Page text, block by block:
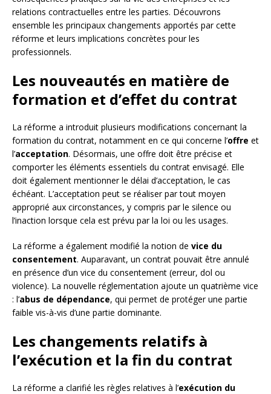
relations contractuelles entre les parties. Découvrons
ensemble les principaux changements apportés par cette
réforme et leurs implications concrètes pour les
professionnels.
Les nouveautés en matière de
formation et d’effet du contrat
La réforme a introduit plusieurs modifications concernant la
formation du contrat, notamment en ce qui concerne l’offre et
l’acceptation. Désormais, une offre doit être précise et
comporter les éléments essentiels du contrat envisagé. Elle
doit également mentionner le délai d’acceptation, le cas
échéant. L’acceptation peut se réaliser par tout moyen
approprié aux circonstances, y compris par le silence ou
l’inaction lorsque cela est prévu par la loi ou les usages.
La réforme a également modifié la notion de vice du
consentement. Auparavant, un contrat pouvait être annulé
en présence d’un vice du consentement (erreur, dol ou
violence). La nouvelle réglementation ajoute un quatrième vice
: l’abus de dépendance, qui permet de protéger une partie
faible vis-à-vis d’une partie dominante.
Les changements relatifs à
l’exécution et la fin du contrat
La réforme a clarifié les règles relatives à l’exécution du